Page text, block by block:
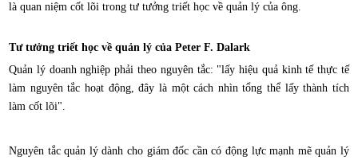
là quan niệm cốt lõi trong tư tưởng triết học về quản lý của ông.
Tư tưởng triết học về quản lý của Peter F. Dalark
Quản lý doanh nghiệp phải theo nguyên tắc: "lấy hiệu quả kinh tế thực tế
làm nguyên tắc hoạt động, đây là một cách nhìn tổng thể lấy thành tích
làm cốt lõi".
Nguyên tắc quản lý dành cho giám đốc cần có động lực mạnh mẽ quản lý